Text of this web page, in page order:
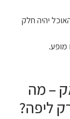
יהיה חלק
מופע.
– מה
ליפה?